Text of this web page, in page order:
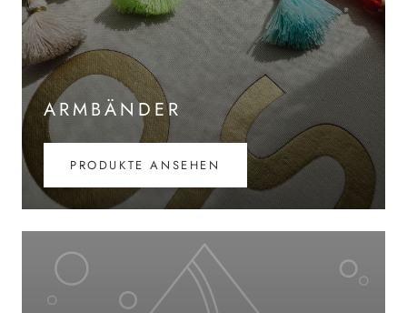
ARMBÄNDER
PRODUKTE ANSEHEN